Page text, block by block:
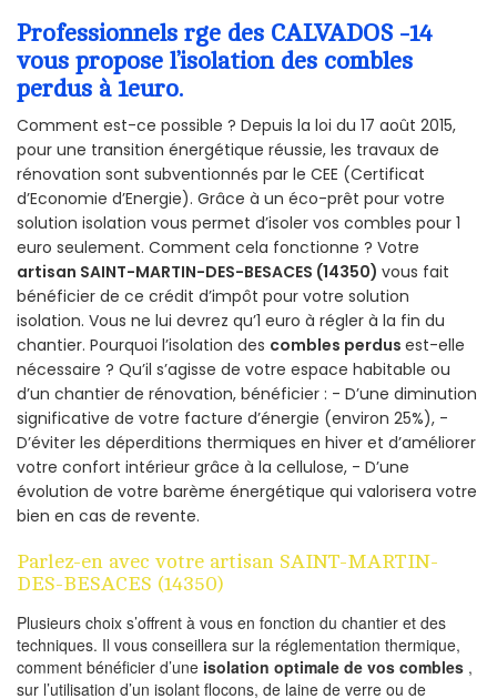
Professionnels rge des CALVADOS -14
vous propose l’isolation des combles
perdus à 1euro.
Comment est-ce possible ? Depuis la loi du 17 août 2015,
pour une transition énergétique réussie, les travaux de
rénovation sont subventionnés par le CEE (Certificat
d’Economie d’Energie). Grâce à un éco-prêt pour votre
solution isolation vous permet d’isoler vos combles pour 1
euro seulement. Comment cela fonctionne ? Votre
artisan SAINT-MARTIN-DES-BESACES (14350) vous fait
bénéficier de ce crédit d’impôt pour votre solution
isolation. Vous ne lui devrez qu’1 euro à régler à la fin du
chantier. Pourquoi l’isolation des combles perdus est-elle
nécessaire ? Qu’il s’agisse de votre espace habitable ou
d’un chantier de rénovation, bénéficier : - D’une diminution
significative de votre facture d’énergie (environ 25%), -
D’éviter les déperditions thermiques en hiver et d’améliorer
votre confort intérieur grâce à la cellulose, - D’une
évolution de votre barème énergétique qui valorisera votre
bien en cas de revente.
Parlez-en avec votre artisan SAINT-MARTIN-
DES-BESACES (14350)
Plusieurs choix s’offrent à vous en fonction du chantier et des
techniques. Il vous conseillera sur la réglementation thermique,
comment bénéficier d’une isolation optimale de vos combles ,
sur l’utilisation d’un isolant flocons, de laine de verre ou de